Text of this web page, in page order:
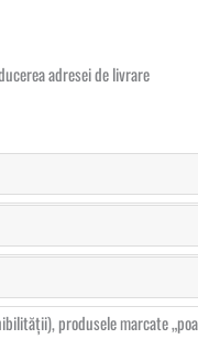
adresei de livrare
produsele marcate